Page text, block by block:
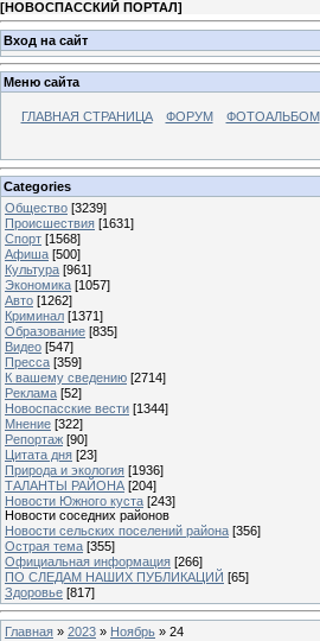
[НОВОСПАССКИЙ ПОРТАЛ]
Вход на сайт
Меню сайта
ГЛАВНАЯ СТРАНИЦА ФОРУМ ФОТОАЛЬБОМ
Categories
Общество [3239]
Происшествия [1631]
Спорт [1568]
Афиша [500]
Культура [961]
Экономика [1057]
Авто [1262]
Криминал [1371]
Образование [835]
Видео [547]
Пресса [359]
К вашему сведению [2714]
Реклама [52]
Новоспасские вести [1344]
Мнение [322]
Репортаж [90]
Цитата дня [23]
Природа и экология [1936]
ТАЛАНТЫ РАЙОНА [204]
Новости Южного куста [243]
Новости соседних районов
Новости сельских поселений района [356]
Острая тема [355]
Официальная информация [266]
ПО СЛЕДАМ НАШИХ ПУБЛИКАЦИЙ [65]
Здоровье [817]
Главная » 2023 » Ноябрь » 24